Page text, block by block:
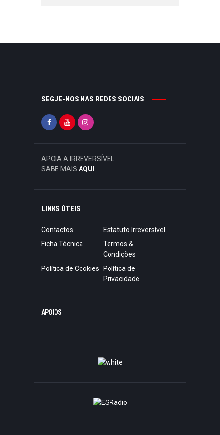
SEGUE-NOS NAS REDES SOCIAIS
APOIA A IRREVERSÍVEL
SABE MAIS AQUI
LINKS ÚTEIS
Contactos
Estatuto Irreversível
Ficha Técnica
Termos &
Condições
Política de Cookies
Política de
Privacidade
APOIOS